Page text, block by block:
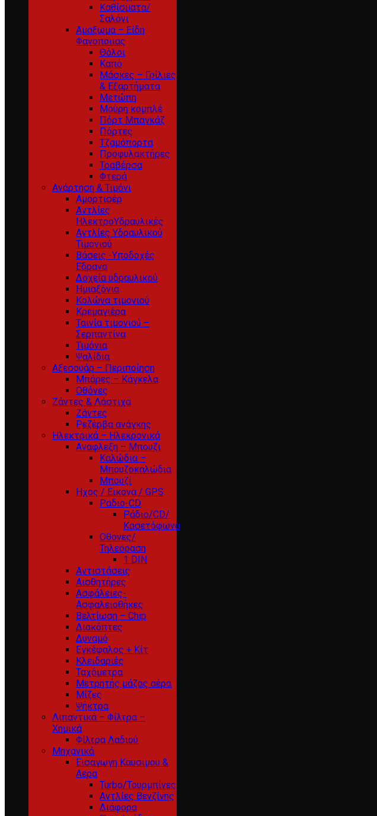
Καθίσματα/
Σαλόνι
Αμαξωμα – Είδη
Φανοποιιας
Θόλοι
Καπό
Μάσκες – Γρίλιες
& Εξαρτήματα
Μετώπη
Μούρη κομπλέ
Πόρτ Μπαγκάζ
Πόρτες
Τζαμόπορτα
Προφυλακτήρες
Τραβέρσα
Φτερά
Ανάρτηση & Τιμόνι
Αμορτισέρ
Αντλίες
ΗλεκτροΥδραυλικές
Αντλίες Υδραυλικού
Τιμονιού
Βάσεις -Υποδοχές
Εδρανα
Δοχεία υδραυλικού
Ημιαξόνια
Κολώνα τιμονιού
Κρεμαγιέρα
Ταινία τιμονιού –
Σερπαντίνα
Τιμόνια
Ψαλίδια
Αξεσουάρ – Περιποίηση
Μπάρες – Κάγκελα
Οθόνες
Ζάντες & Λάστιχα
Ζάντες
Ρεζέρβα ανάγκης
Ηλεκτρικά – Ηλεκρονικά
Αναφλεξη – Μπουζι
Καλώδια –
Μπουζοκαλώδια
Μπουζί
Ηχος / Εικονα / GPS
Ραδιο-CD
Ράδιο/CD/
Κασετόφωνα
Οθονες/
Τηλεοραση
1 DIN
Αντιστάσεις
Αισθητήρες
Ασφάλειες-
Ασφαλειοθήκες
Βελτίωση – Chip
Διακόπτες
Δυναμό
Εγκέφαλος + Κίτ
Κλειδαριές
Ταχόμετρα
Μετρητής μάζας αέρα
Μίζες
Ψήκτρα
Λιπαντικά – Φίλτρα –
Χημικά
Φίλτρα Λαδιού
Μηχανικά
Εισαγωγη Καυσιμου &
Αερα
Turbo/Τουρμπίνες
Αντλίες Βενζίνης
Διάφορα